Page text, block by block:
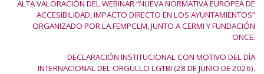
ALTA VALORACIÓN DEL WEBINAR “NUEVA NORMATIVA EUROPEA DE
ACCESIBILIDAD, IMPACTO DIRECTO EN LOS AYUNTAMIENTOS”
ORGANIZADO POR LA FEMPCLM, JUNTO A CERMI Y FUNDACIÓN
ONCE.
DECLARACIÓN INSTITUCIONAL CON MOTIVO DEL DÍA
INTERNACIONAL DEL ORGULLO LGTBI (28 DE JUNIO DE 2026).